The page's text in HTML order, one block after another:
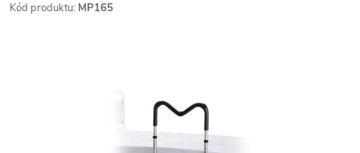
Kód produktu: MP165